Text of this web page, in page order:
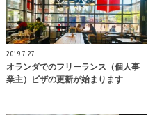
2019.7.27
オランダでのフリーランス（個人事
業主）ビザの更新が始まります